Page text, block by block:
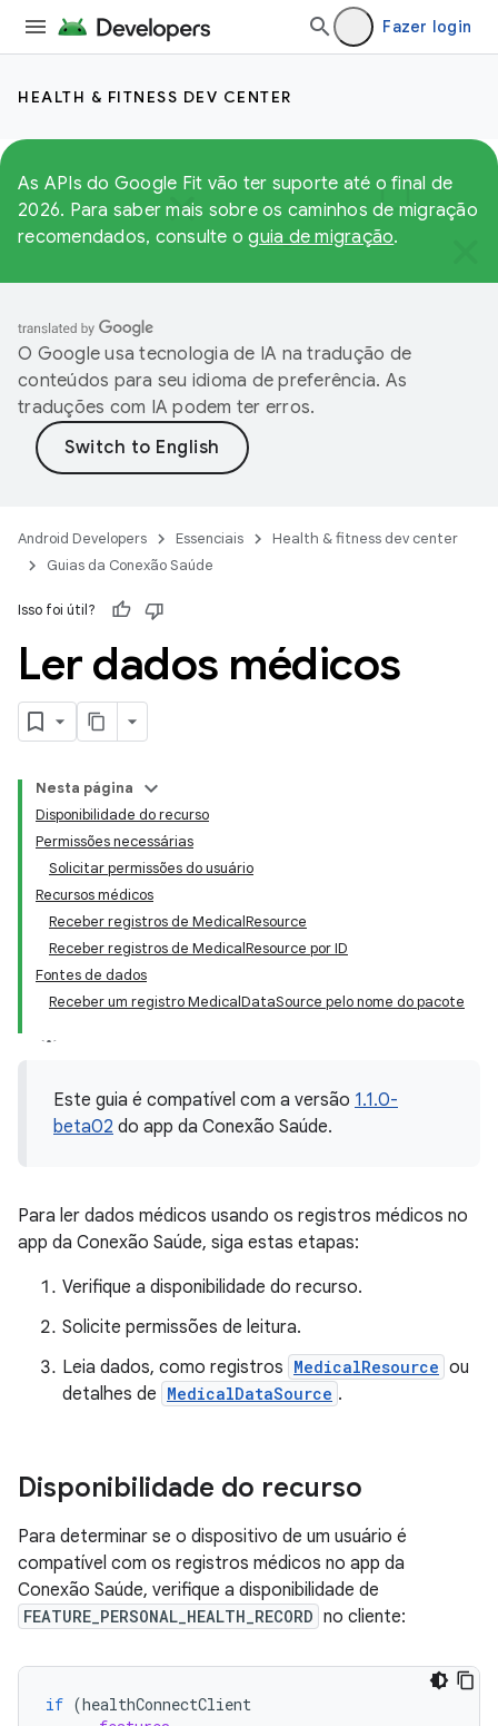
Fazer login
HEALTH & FITNESS DEV CENTER
As APIs do Google Fit vão ter suporte até o final de
2026. Para saber mais sobre os caminhos de migração
recomendados, consulte oguia de migração.
O Google usa tecnologia de IA na tradução de
conteúdos para seu idioma de preferência. As
traduções com IA podem ter erros.
Android Developers Essenciais
Health & fitness dev center
Guias da Conexão Saúde
Isso foi útil?
Ler dados médicos
Nesta página
Disponibilidade do recurso
Permissões necessárias
Solicitar permissões do usuário
Recursos médicos
Receber registros de MedicalResource
Receber registros de MedicalResource por ID
Fontes de dados
Receber um registro MedicalDataSource pelo nome do pacote
Este guia é compatível com a versão 1.1.0-
beta02 do app da Conexão Saúde.
Para ler dados médicos usando os registros médicos no
app da Conexão Saúde, siga estas etapas:
Verifique a disponibilidade do recurso.
Solicite permissões de leitura.
Leia dados, como registros MedicalResource ou
detalhes de MedicalDataSource .
Disponibilidade do recurso
Para determinar se o dispositivo de um usuário é
compatível com os registros médicos no app da
Conexão Saúde, verifique a disponibilidade de
FEATURE_PERSONAL_HEALTH_RECORD no cliente:
if (healthConnectClient